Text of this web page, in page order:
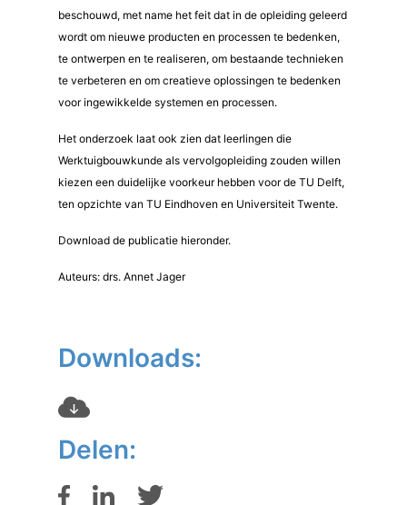
beschouwd, met name het feit dat in de opleiding geleerd
wordt om nieuwe producten en processen te bedenken,
te ontwerpen en te realiseren, om bestaande technieken
te verbeteren en om creatieve oplossingen te bedenken
voor ingewikkelde systemen en processen.
Het onderzoek laat ook zien dat leerlingen die
Werktuigbouwkunde als vervolgopleiding zouden willen
kiezen een duidelijke voorkeur hebben voor de TU Delft,
ten opzichte van TU Eindhoven en Universiteit Twente.
Download de publicatie hieronder.
Auteurs: drs. Annet Jager
Downloads:
Delen: